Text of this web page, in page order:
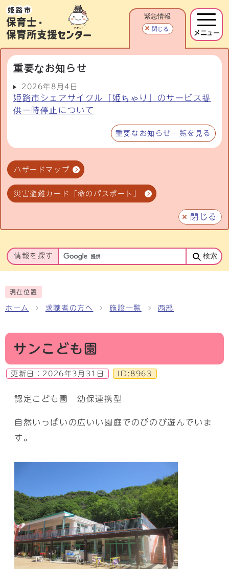
緊急情報
閉じる
重要なお知らせ
2026年8月4日
姫路市シェアサイクル「姫ちゃり」のサービス提
供一時停止について
重要なお知らせ一覧を見る
ハザードマップ
災害避難カード「命のパスポート」
閉じる
メニュー
情報を探す 検索
現在位置
ホーム 求職者の方へ 施設一覧 西部
サンこども園
更新日： 2026年3月31日 ID:8963
認定こども園 幼保連携型
自然いっぱいの広いい園庭でのびのび遊んでいま
す。